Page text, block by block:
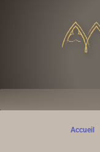
Accueil